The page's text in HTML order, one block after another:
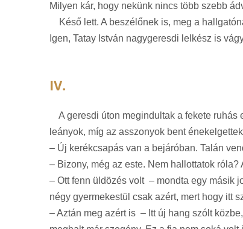
Milyen kár, hogy nekünk nincs több szebb
Késő lett. A beszélőnek is, meg a
Igen, Tatay István nagygeresdi lelkész is
IV.
A geresdi úton megindultak a fekete ruhás
leányok, míg az asszonyok bent
– Új kerékcsapás van a bejáróban. Talán
– Bizony, még az este. Nem hallottatok
– Ott fenn üldözés volt – mondta egy másik
négy gyermekestül csak azért, mert hogy itt
– Aztán meg azért is – Itt új hang szólt